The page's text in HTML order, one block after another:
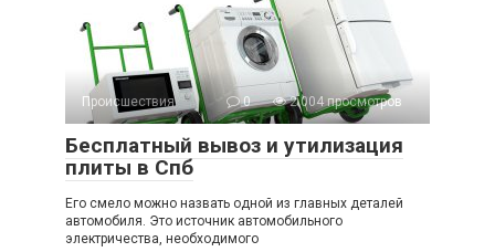
Происшествия 0 2 004 просмотров
Бесплатный вывоз и утилизация
плиты в Спб
Его смело можно назвать одной из главных деталей
автомобиля. Это источник автомобильного
электричества, необходимого